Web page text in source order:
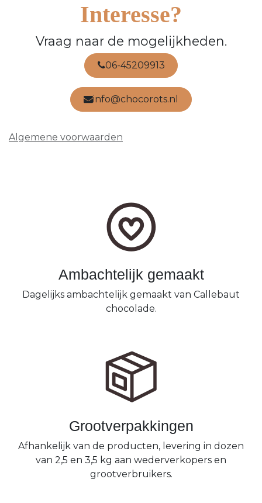
Interesse?
Vraag naar de mogelijkheden.
06-45209913
info@chocorots.nl
Algemene voorwaarden
Ambachtelijk gemaakt
Dagelijks ambachtelijk gemaakt van Callebaut
chocolade.
Grootverpakkingen
Afhankelijk van de producten, levering in dozen
van 2,5 en 3,5 kg aan wederverkopers en
grootverbruikers.